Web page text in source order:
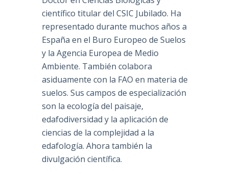
científico titular del CSIC Jubilado. Ha
representado durante muchos años a
España en el Buro Europeo de Suelos
y la Agencia Europea de Medio
Ambiente. También colabora
asiduamente con la FAO en materia de
suelos. Sus campos de especialización
son la ecología del paisaje,
edafodiversidad y la aplicación de
ciencias de la complejidad a la
edafología. Ahora también la
divulgación científica.